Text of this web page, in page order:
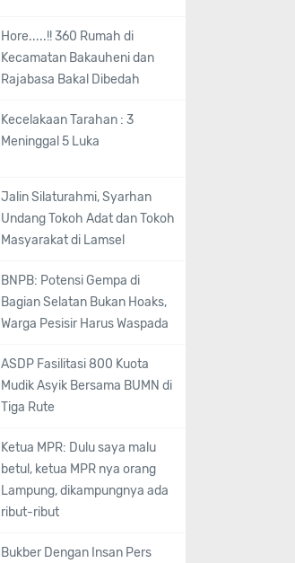
Hore.....!! 360 Rumah di
Kecamatan Bakauheni dan
Rajabasa Bakal Dibedah
Kecelakaan Tarahan : 3
Meninggal 5 Luka
Jalin Silaturahmi, Syarhan
Undang Tokoh Adat dan Tokoh
Masyarakat di Lamsel
BNPB: Potensi Gempa di
Bagian Selatan Bukan Hoaks,
Warga Pesisir Harus Waspada
ASDP Fasilitasi 800 Kuota
Mudik Asyik Bersama BUMN di
Tiga Rute
Ketua MPR: Dulu saya malu
betul, ketua MPR nya orang
Lampung, dikampungnya ada
ribut-ribut
Bukber Dengan Insan Pers